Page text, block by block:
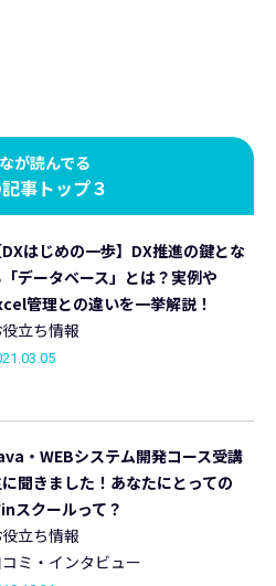
が読んでる
事トップ３
DXはじめの一歩】DX推進の鍵とな
データベース」とは？実例や
管理との違いを一挙解説！
役立ち情報
・WEBシステム開発コース受講
聞きました！あなたにとっての
スクールって？
役立ち情報
ミ・インタビュー